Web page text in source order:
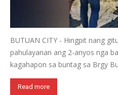
BUTUAN CITY - Hingpit nang
pahulayanan ang 2-anyos nga
kagahapon sa buntag sa Brgy
Read more